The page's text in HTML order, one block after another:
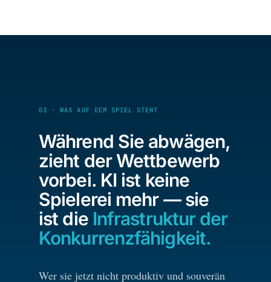
03 · WAS AUF DEM SPIEL STEHT
Während Sie abwägen,
zieht der Wettbewerb
vorbei. KI ist keine
Spielerei mehr — sie
ist die Infrastruktur der
Konkurrenzfähigkeit.
Wer sie jetzt nicht produktiv und souverän